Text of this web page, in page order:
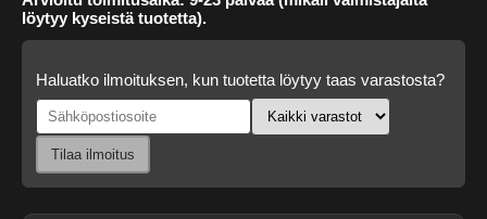
löytyy kyseistä tuotetta).
Haluatko ilmoituksen, kun tuotetta löytyy taas varastosta?
Tilaa ilmoitus